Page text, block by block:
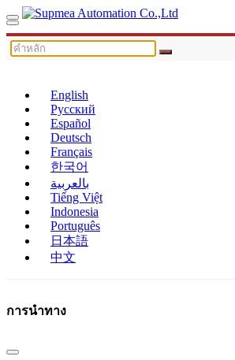
English
Русский
Español
Deutsch
Français
한국어
بالعربية
Tiếng Việt
Indonesia
Português
日本語
中文
การนำทาง